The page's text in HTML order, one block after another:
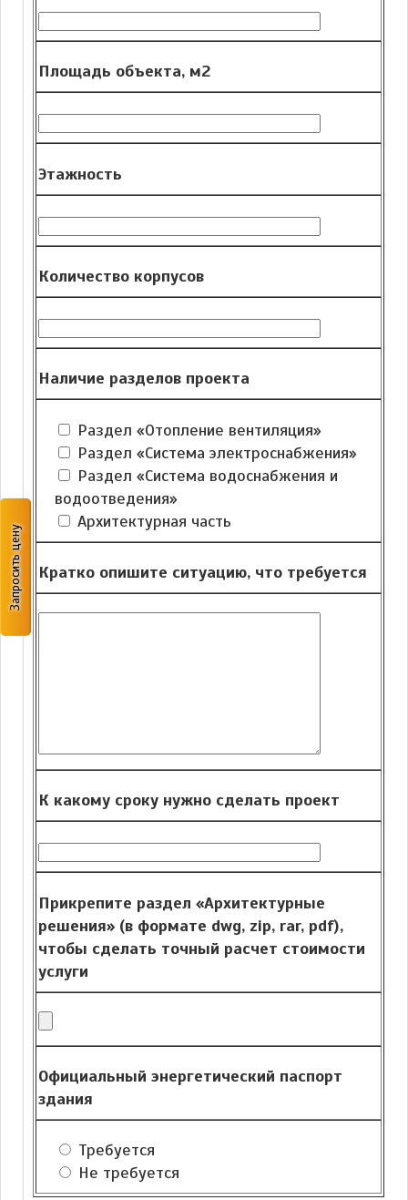
Запросить цену
Площадь объекта, м2
Этажность
Количество корпусов
Наличие разделов проекта
Раздел «Отопление вентиляция»
Раздел «Система электроснабжения»
Раздел «Система водоснабжения и
водоотведения»
Архитектурная часть
Кратко опишите ситуацию, что требуется
К какому сроку нужно сделать проект
Прикрепите раздел «Архитектурные
решения» (в формате dwg, zip, rar, pdf),
чтобы сделать точный расчет стоимости
услуги
Официальный энергетический паспорт
здания
Требуется
Не требуется